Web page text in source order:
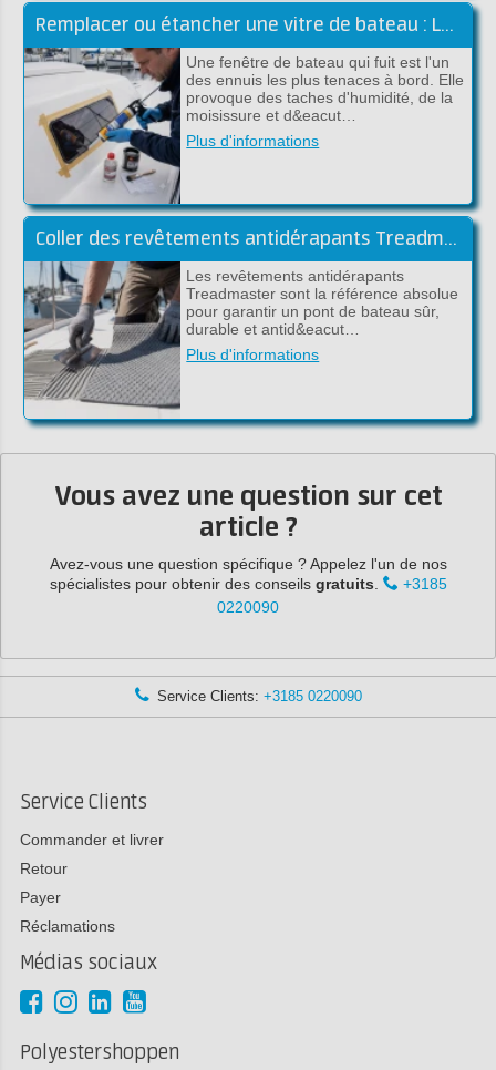
Remplacer ou étancher une vitre de bateau : Le guide complet (Sika)
Une fenêtre de bateau qui fuit est l'un
des ennuis les plus tenaces à bord. Elle
provoque des taches d'humidité, de la
moisissure et d&eacut…
Plus d'informations
Coller des revêtements antidérapants Treadmaster avec de la colle époxy (guide pratique)
Les revêtements antidérapants
Treadmaster sont la référence absolue
pour garantir un pont de bateau sûr,
durable et antid&eacut…
Plus d'informations
Vous avez une question sur cet
article ?
Avez-vous une question spécifique ? Appelez l'un de nos
spécialistes pour obtenir des conseils gratuits
+3185
0220090
Service Clients: +3185 0220090
Service Clients
Commander et livrer
Retour
Payer
Réclamations
Médias sociaux
Polyestershoppen